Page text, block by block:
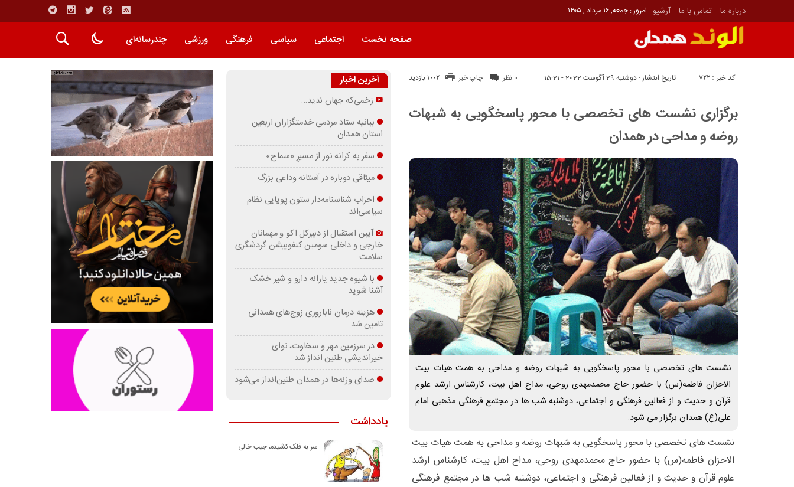
درباره ما تماس با ما آرشیو امروز : جمعه, ۱۶ مرداد , ۱۴۰۵
صفحه نخست اجتماعی سیاسی فرهنگی ورزشی چندرسانه‌ای
تاریخ انتشار : دوشنبه 29 آگوست 2022 - 15:21 1002 بازدید کد خبر : 722 چاپ خبر 0 نظر
برگزاری نشست های تخصصی با محور پاسخگویی به شبهات
روضه و مداحی در همدان
نشست های تخصصی با محور پاسخگویی به شبهات روضه و مداحی به همت هیات بیت
الاحزان فاطمه(س) با حضور حاج محمدمهدی روحی، مداح اهل بیت، کارشناس ارشد علوم
قرآن و حدیث و از فعالین فرهنگی و اجتماعی، دوشنبه شب ها در مجتمع فرهنگی مذهبی امام
علی(ع) همدان برگزار می شود.
نشست های تخصصی با محور پاسخگویی به شبهات روضه و مداحی به همت هیات بیت
الاحزان فاطمه(س) با حضور حاج محمدمهدی روحی، مداح اهل بیت، کارشناس ارشد
علوم قرآن و حدیث و از فعالین فرهنگی و اجتماعی، دوشنبه شب ها در مجتمع فرهنگی
آخرین اخبار
زخمی‌که جهان ندید…
بیانیه ستاد مردمی خدمتگزاران اربعین
استان همدان
سفر به کرانه‌ نور از مسیرِ «سماح»
میثاقی دوباره در آستانه‌ وداعی بزرگ
احزاب شناسنامه‌دار ستون پویایی نظام
سیاسی‌اند
آیین استقبال از دبیرکل اکو و مهمانان
خارجی و داخلی سومین کنفوبیشن گردشگری
سلامت
با شیوه جدید یارانه دارو و شیر خشک
آشنا شوید
هزینه درمان ناباروری زوج‌های همدانی
تامین شد
در سرزمین مهر و سخاوت، نوای
خیراندیشی طنین انداز شد
صدای وزنه‌ها در همدان طنین‌انداز می‌شود
یادداشت
سر به فلک کشیده، جیب خالی